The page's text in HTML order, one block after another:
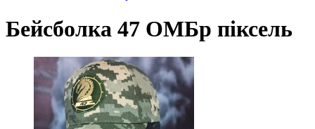
Бейсболка 47 ОМБр піксель